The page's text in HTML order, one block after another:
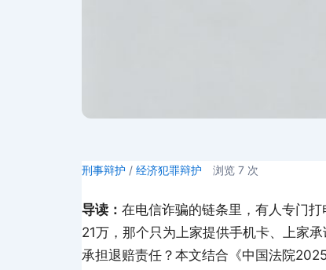
刑事辩护 / 经济犯罪辩护 浏览 7 次
导读： 在电信诈骗的链条里，有人专门
21万，那个只为上家提供手机卡、上家
承担退赔责任？本文结合《中国法院